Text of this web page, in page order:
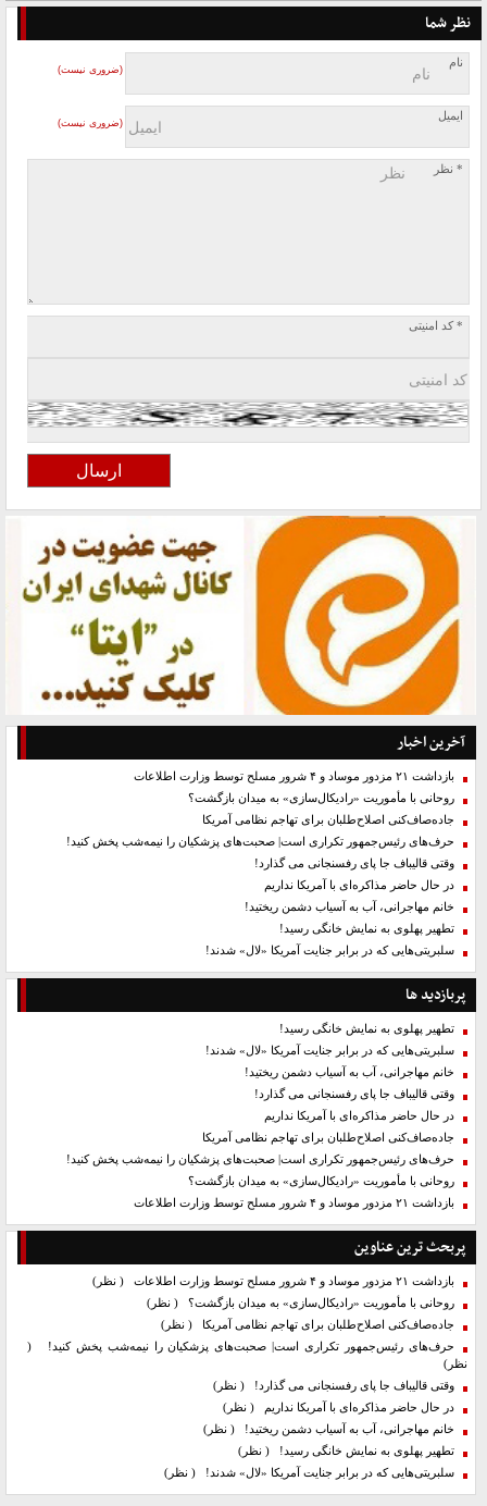
نظر شما
نام
(ضروری نیست)
ایمیل
(ضروری نیست)
* نظر
* کد امنیتی
آخرین اخبار
بازداشت ۲۱ مزدور موساد و ۴ شرور مسلح توسط وزارت اطلاعات
روحانی با مأموریت «رادیکال‌سازی» به میدان بازگشت؟
جاده‌صاف‌کنی اصلاح‌طلبان برای تهاجم نظامی آمریکا
حرف‌های رئیس‌جمهور تکراری است| صحبت‌های پزشکیان را نیمه‌شب پخش کنید!
وقتی قالیباف جا پای رفسنجانی می گذارد!
در حال حاضر مذاکره‌ای با آمریکا نداریم
خانم مهاجرانی، آب به آسیاب دشمن ریختید!
تطهیر پهلوی به نمایش خانگی رسید!
سلبریتی‌هایی که در برابر جنایت آمریکا «لال» شدند!
پربازدید ها
تطهیر پهلوی به نمایش خانگی رسید!
سلبریتی‌هایی که در برابر جنایت آمریکا «لال» شدند!
خانم مهاجرانی، آب به آسیاب دشمن ریختید!
وقتی قالیباف جا پای رفسنجانی می گذارد!
در حال حاضر مذاکره‌ای با آمریکا نداریم
جاده‌صاف‌کنی اصلاح‌طلبان برای تهاجم نظامی آمریکا
حرف‌های رئیس‌جمهور تکراری است| صحبت‌های پزشکیان را نیمه‌شب پخش کنید!
روحانی با مأموریت «رادیکال‌سازی» به میدان بازگشت؟
بازداشت ۲۱ مزدور موساد و ۴ شرور مسلح توسط وزارت اطلاعات
پربحث ترین عناوین
بازداشت ۲۱ مزدور موساد و ۴ شرور مسلح توسط وزارت اطلاعات
( نظر)
روحانی با مأموریت «رادیکال‌سازی» به میدان بازگشت؟ ( نظر)
جاده‌صاف‌کنی اصلاح‌طلبان برای تهاجم نظامی آمریکا
( نظر)
حرف‌های رئیس‌جمهور تکراری است| صحبت‌های پزشکیان را نیمه‌شب پخش کنید!
(
نظر)
وقتی قالیباف جا پای رفسنجانی می گذارد! ( نظر)
در حال حاضر مذاکره‌ای با آمریکا نداریم
( نظر)
خانم مهاجرانی، آب به آسیاب دشمن ریختید! ( نظر)
تطهیر پهلوی به نمایش خانگی رسید! ( نظر)
سلبریتی‌هایی که در برابر جنایت آمریکا «لال» شدند! ( نظر)